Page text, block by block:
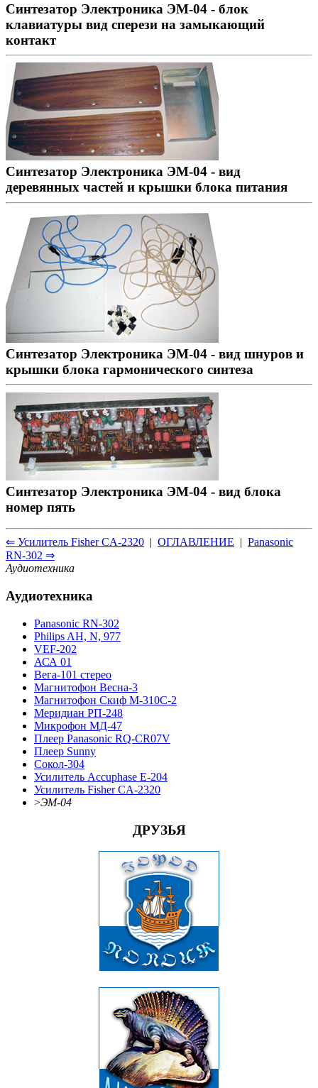
Синтезатор Электроника ЭМ-04 - блок
клавиатуры вид сперези на замыкающий
контакт
Синтезатор Электроника ЭМ-04 - вид
деревянных частей и крышки блока питания
Синтезатор Электроника ЭМ-04 - вид шнуров и
крышки блока гармонического синтеза
Синтезатор Электроника ЭМ-04 - вид блока
номер пять
⇐ Усилитель Fisher CA-2320 | ОГЛАВЛЕНИЕ | Panasonic
RN-302 ⇒
Аудиотехника
Аудиотехника
Panasonic RN-302
Philips AH, N, 977
VEF-202
АСА 01
Вега-101 стерео
Магнитофон Весна-3
Магнитофон Скиф М-310С-2
Меридиан РП-248
Микрофон МД-47
Плеер Panasonic RQ-CR07V
Плеер Sunny
Сокол-304
Усилитель Accuphase E-204
Усилитель Fisher CA-2320
>ЭМ-04
ДРУЗЬЯ